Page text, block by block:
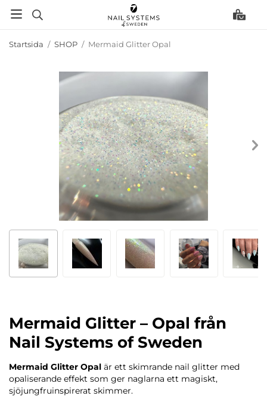
Startsida / SHOP / Mermaid Glitter Opal
Mermaid Glitter – Opal från
Nail Systems of Sweden
Mermaid Glitter Opal är ett skimrande nail glitter med
opaliserande effekt som ger naglarna ett magiskt,
sjöjungfruinspirerat skimmer.